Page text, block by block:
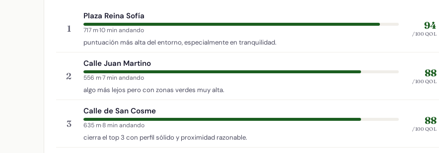
1
Plaza Reina Sofía
717 m·10 min andando
puntuación más alta del entorno, especialmente en tranquilidad.
94
/100 QOL
2
Calle Juan Martino
556 m·7 min andando
algo más lejos pero con zonas verdes muy alta.
88
/100 QOL
3
Calle de San Cosme
635 m·8 min andando
cierra el top 3 con perfil sólido y proximidad razonable.
88
/100 QOL